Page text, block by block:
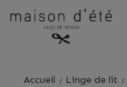
Accueil Linge de lit